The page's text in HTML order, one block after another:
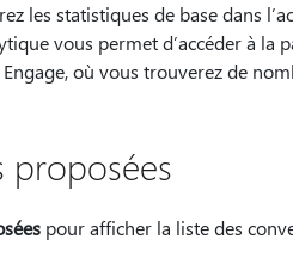
les statistiques de base dans
vous permet d’accéder à la
où vous trouverez de
proposées
pour afficher la liste des